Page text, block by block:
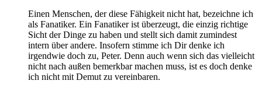
Einen Menschen, der diese Fähigkeit nicht hat, bezeichne ich
als Fanatiker. Ein Fanatiker ist überzeugt, die einzig richtige
Sicht der Dinge zu haben und stellt sich damit zumindest
intern über andere. Insofern stimme ich Dir denke ich
irgendwie doch zu, Peter. Denn auch wenn sich das vielleicht
nicht nach außen bemerkbar machen muss, ist es doch denke
ich nicht mit Demut zu vereinbaren.